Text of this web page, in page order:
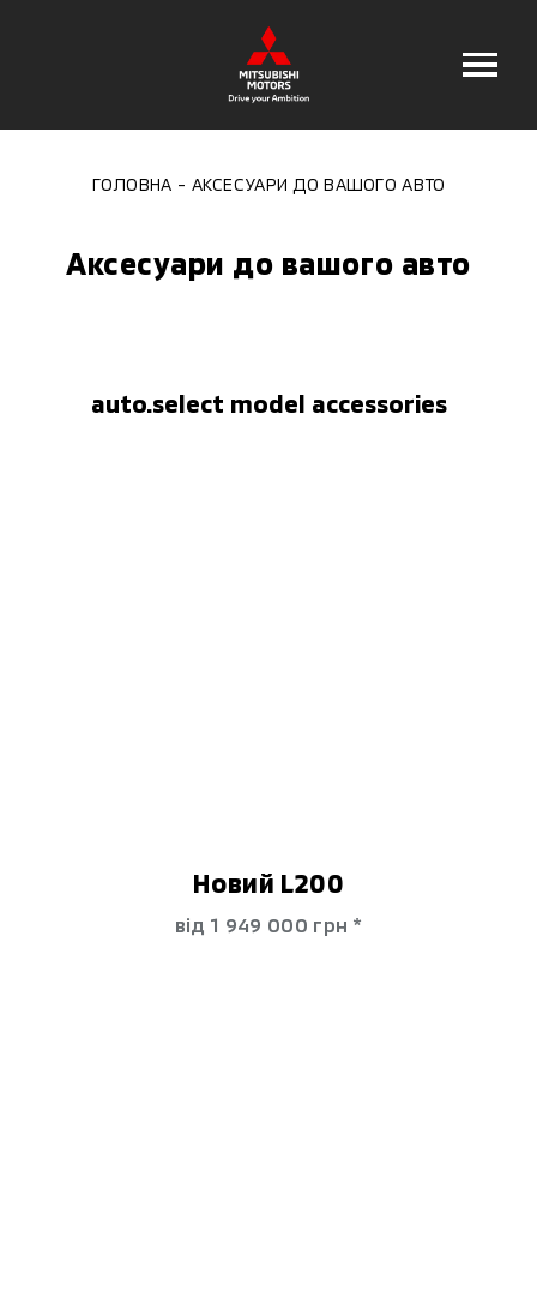
ГОЛОВНА АКСЕСУАРИ ДО ВАШОГО АВТО
Аксесуари до вашого авто
auto.select model accessories
Новий L200
від 1 949 000 гpн *